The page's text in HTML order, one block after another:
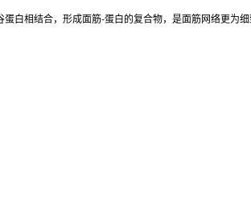
白相结合，形成面筋-蛋白的复合物，是面筋网络更为细